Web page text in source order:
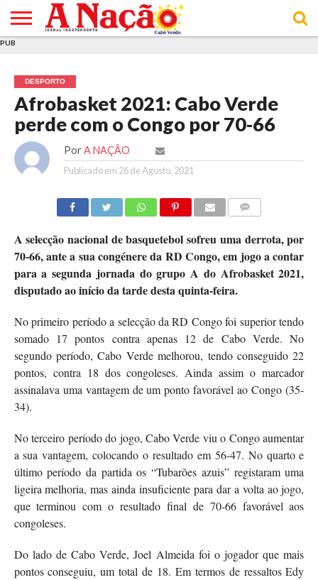
E DE
COOKIES
DE
UTILIZAÇÃO
PUB
DESPORTO
Afrobasket 2021: Cabo Verde
perde com o Congo por 70-66
Por A NAÇÃO
Publicado em 26 de Agosto, 2021
A selecção nacional de basquetebol sofreu uma derrota, por
70-66, ante a sua congénere da RD Congo, em jogo a contar
para a segunda jornada do grupo A do Afrobasket 2021,
disputado ao início da tarde desta quinta-feira.
No primeiro período a selecção da RD Congo foi superior tendo
somado 17 pontos contra apenas 12 de Cabo Verde. No
segundo período, Cabo Verde melhorou, tendo conseguido 22
pontos, contra 18 dos congoleses. Ainda assim o marcador
assinalava uma vantagem de um ponto favorável ao Congo (35-
34).
No terceiro período do jogo, Cabo Verde viu o Congo aumentar
a sua vantagem, colocando o resultado em 56-47. No quarto e
último período da partida os “Tubarões azuis” registaram uma
ligeira melhoria, mas ainda insuficiente para dar a volta ao jogo,
que terminou com o resultado final de 70-66 favorável aos
congoleses.
Do lado de Cabo Verde, Joel Almeida foi o jogador que mais
pontos conseguiu, um total de 18. Em termos de ressaltos Edy